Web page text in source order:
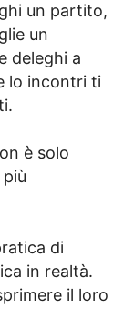
un partito,
un
deleghi a
lo incontri ti
è solo
di
in realtà.
il loro